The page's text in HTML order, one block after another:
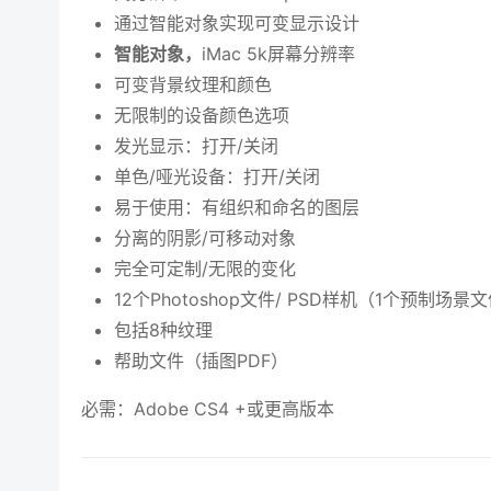
通过智能对象实现可变显示设计
智能对象， iMac 5k屏幕分辨率
可变背景纹理和颜色
无限制的设备颜色选项
发光显示：打开/关闭
单色/哑光设备：打开/关闭
易于使用：有组织和命名的图层
分离的阴影/可移动对象
完全可定制/无限的变化
12个Photoshop文件/ PSD样机（1个预制场景
包括8种纹理
帮助文件（插图PDF）
必需：Adobe CS4 +或更高版本